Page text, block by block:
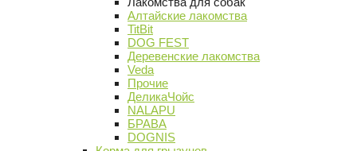
Алтайские лакомства
TitBit
DOG FEST
Деревенские лакомства
Veda
Прочие
ДеликаЧойс
NALAPU
БРАВА
DOGNIS